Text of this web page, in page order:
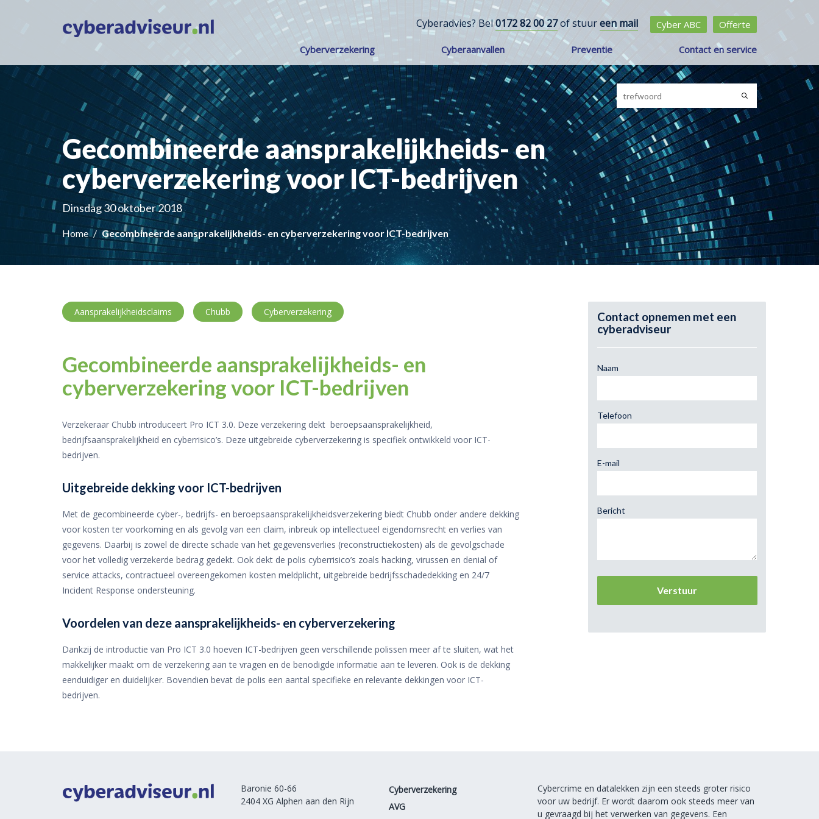
Cyberadvies? Bel0172 82 00 27of stuureen mail Cyber ABC Offerte
Cyberverzekering Cyberaanvallen Preventie Contact en service
Gecombineerde aansprakelijkheids- en
cyberverzekering voor ICT-bedrijven
Dinsdag 30 oktober 2018
Home Gecombineerde aansprakelijkheids- en cyberverzekering voor ICT-bedrijven
Aansprakelijkheidsclaims Chubb Cyberverzekering
Gecombineerde aansprakelijkheids- en
cyberverzekering voor ICT-bedrijven
Verzekeraar Chubb introduceert Pro ICT 3.0. Deze verzekering dekt beroepsaansprakelijkheid,
bedrijfsaansprakelijkheid en cyberrisico’s. Deze uitgebreide cyberverzekering is specifiek ontwikkeld voor ICT-
bedrijven.
Uitgebreide dekking voor ICT-bedrijven
Met de gecombineerde cyber-, bedrijfs- en beroepsaansprakelijkheidsverzekering biedt Chubb onder andere dekking
voor kosten ter voorkoming en als gevolg van een claim, inbreuk op intellectueel eigendomsrecht en verlies van
gegevens. Daarbij is zowel de directe schade van het gegevensverlies (reconstructiekosten) als de gevolgschade
voor het volledig verzekerde bedrag gedekt. Ook dekt de polis cyberrisico’s zoals hacking, virussen en denial of
service attacks, contractueel overeengekomen kosten meldplicht, uitgebreide bedrijfsschadedekking en 24/7
Incident Response ondersteuning.
Voordelen van deze aansprakelijkheids- en cyberverzekering
Dankzij de introductie van Pro ICT 3.0 hoeven ICT-bedrijven geen verschillende polissen meer af te sluiten, wat het
makkelijker maakt om de verzekering aan te vragen en de benodigde informatie aan te leveren. Ook is de dekking
eenduidiger en duidelijker. Bovendien bevat de polis een aantal specifieke en relevante dekkingen voor ICT-
bedrijven.
Contact opnemen met een
cyberadviseur
Naam
Telefoon
E-mail
Bericht
Baronie 60-66
2404 XG Alphen aan den Rijn
Cyberverzekering
AVG
Cybercrime en datalekken zijn een steeds groter risico
voor uw bedrijf. Er wordt daarom ook steeds meer van
u gevraagd bij het verwerken van gegevens. Een